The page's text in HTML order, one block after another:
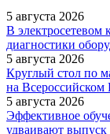
5 августа 2026
В
диагностики
5 августа 2026
Круглый стол по
на
5 августа 2026
Эффективное
удваивают